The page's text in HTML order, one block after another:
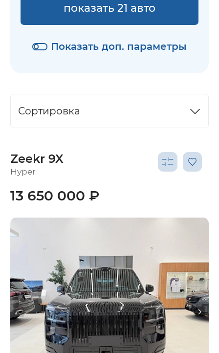
Показать доп. параметры
показать 21 авто
Сортировка
Zeekr 9X
Hyper
13 650 000 ₽